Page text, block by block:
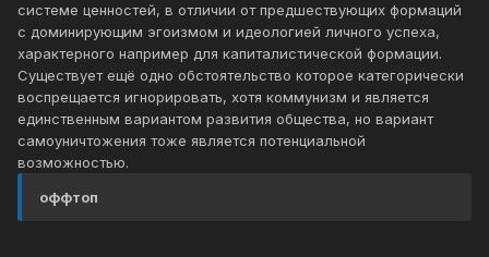
системе ценностей, в отличии от предшествующих формаций
с доминирующим эгоизмом и идеологией личного успеха,
характерного например для капиталистической формации.
Существует ещё одно обстоятельство которое категорически
воспрещается игнорировать, хотя коммунизм и является
единственным вариантом развития общества, но вариант
самоуничтожения тоже является потенциальной
возможностью.
оффтоп